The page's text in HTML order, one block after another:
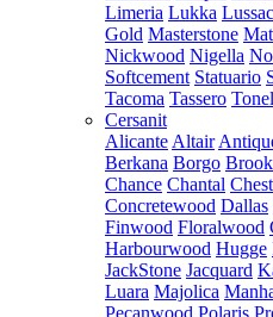
Limeria Lukka
Gold Masterstone
Nickwood Nigella
Softcement Statuario
Tacoma Tassero
Cersanit
Alicante Altair
Berkana Borgo
Chance Chantal
Concretewood Dallas
Finwood Floralwood
Harbourwood Hugge
JackStone Jacquard
Luara Majolica